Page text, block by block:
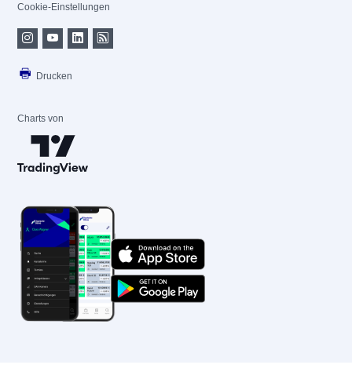
Cookie-Einstellungen
Drucken
Charts von